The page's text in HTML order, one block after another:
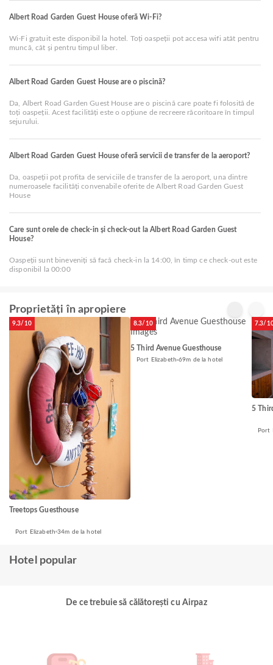
Albert Road Garden Guest House oferă Wi-Fi?
Wi-Fi gratuit este disponibil la hotel. Toți oaspeții pot accesa wifi atât pentru
muncă, cât și pentru timpul liber.
Albert Road Garden Guest House are o piscină?
Da, Albert Road Garden Guest House are o piscină care poate fi folosită de
toți oaspeții. Acest facilități este o opțiune de recreere răcoritoare în timpul
sejurului.
Albert Road Garden Guest House oferă servicii de transfer de la aeroport?
Da, oaspeții pot profita de serviciile de transfer de la aeroport, una dintre
numeroasele facilități convenabile oferite de Albert Road Garden Guest
House
Care sunt orele de check-in și check-out la Albert Road Garden Guest
House?
Oaspeții sunt bineveniți să facă check-in la 14:00, în timp ce check-out este
disponibil la 00:00
Proprietăți în apropiere
9.3/10
Treetops Guesthouse
Port Elizabeth 34m de la hotel
8.3/10
5 Third Avenue Guesthouse
Port Elizabeth 69m de la hotel
7.3/
5
Port
Hotel popular
De ce trebuie să călătorești cu Airpaz